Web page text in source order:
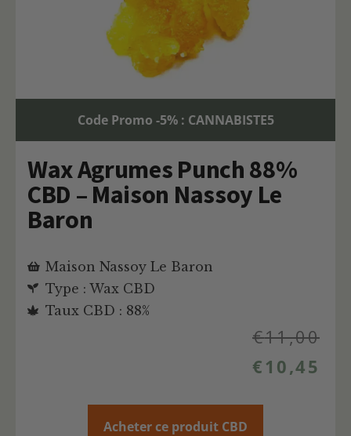
Code Promo -5% : CANNABISTE5
Wax Agrumes Punch 88%
CBD – Maison Nassoy Le
Baron
Maison Nassoy Le Baron
Type : Wax CBD
Taux CBD : 88%
€11,00
€ 10,45
Acheter ce produit CBD